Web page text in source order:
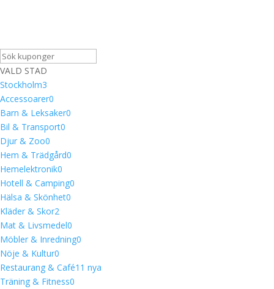
VALD STAD
Stockholm3
Accessoarer0
Barn & Leksaker0
Bil & Transport0
Djur & Zoo0
Hem & Trädgård0
Hemelektronik0
Hotell & Camping0
Hälsa & Skönhet0
Kläder & Skor2
Mat & Livsmedel0
Möbler & Inredning0
Nöje & Kultur0
Restaurang & Café1 1 nya
Träning & Fitness0